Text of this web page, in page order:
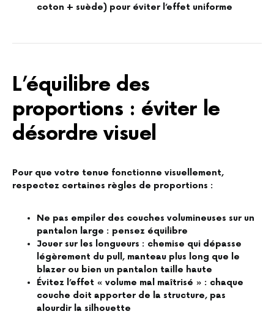
coton + suède) pour éviter l’effet uniforme
L’équilibre des
proportions : éviter le
désordre visuel
Pour que votre tenue fonctionne visuellement,
respectez certaines règles de proportions :
Ne pas empiler des couches volumineuses sur un
pantalon large : pensez équilibre
Jouer sur les longueurs : chemise qui dépasse
légèrement du pull, manteau plus long que le
blazer ou bien un pantalon taille haute
Évitez l’effet « volume mal maîtrisé » : chaque
couche doit apporter de la structure, pas
alourdir la silhouette